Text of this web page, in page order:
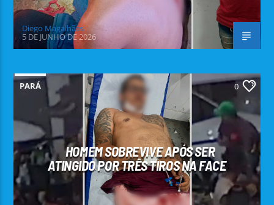
Diego Magalhães
5 DE JUNHO DE 2026
PARÁ 0
HOMEM SOBREVIVE APÓS SER
ATINGIDO POR TRÊS TIROS NA FACE